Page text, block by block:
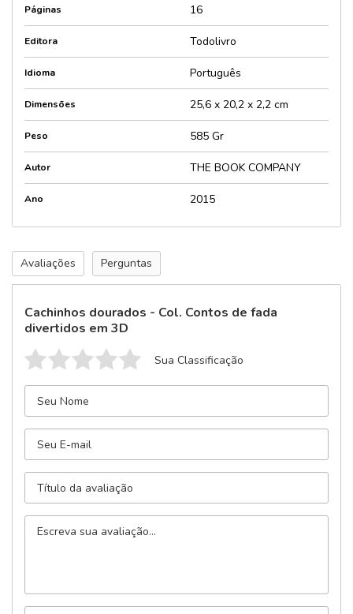
Páginas 16
Editora Todolivro
Idioma Português
Dimensões 25,6 x 20,2 x 2,2 cm
Peso 585 Gr
Autor THE BOOK COMPANY
Ano 2015
Avaliações Perguntas
Cachinhos dourados - Col. Contos de fada
divertidos em 3D
Sua Classificação